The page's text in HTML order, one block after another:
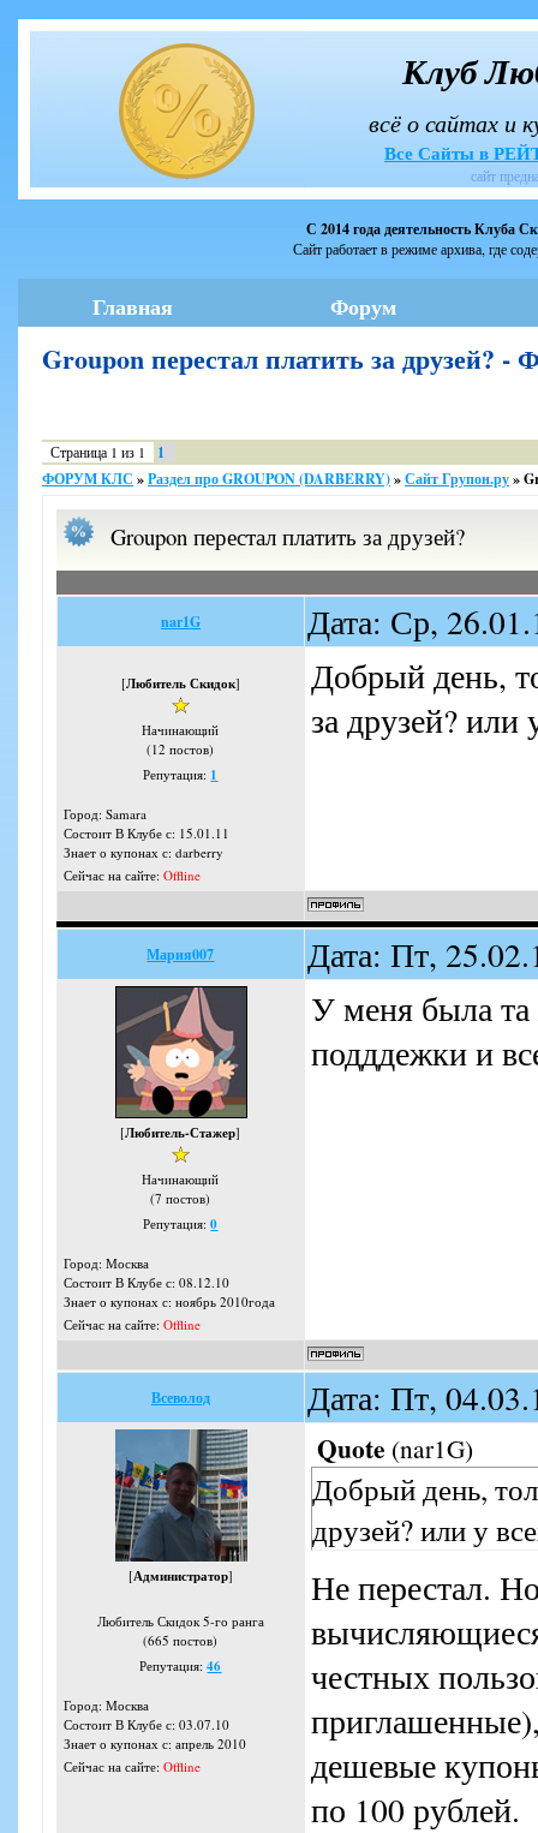
Клуб
всё о сайтах и
Все Сайты в
сайт
С 2014 года деятельность Клуба
Сайт работает в режиме архива, где
Главная Форум
Groupon перестал платить за
Страница 1 из 1
1
ФОРУМ КЛС »Раздел про GROUPON (DARBERRY)»Сайт Групон.ру»
Groupon перестал платить за друзей?
nar1G Дата: Ср,
[Любитель Скидок]
Начинающий
(12 постов)
Репутация: 1
Город: Samara
Состоит В Клубе с: 15.01.11
Знает о купонах с: darberry
Сейчас на сайте: Offline
Добрый день,
за друзей? или
Мария007 Дата: Пт,
[Любитель-Стажер]
Начинающий
(7 постов)
Репутация:0
Город: Москва
Состоит В Клубе с: 08.12.10
Знает о купонах с: ноябрь 2010года
Сейчас на сайте: Offline
У меня была та
подддежки и
Всеволод Дата: Пт,
[Администратор]
Любитель Скидок 5-го ранга
(665 постов)
Репутация:46
Город: Москва
Состоит В Клубе с: 03.07.10
Знает о купонах с: апрель 2010
Сейчас на сайте: Offline
Quote (nar1G)
Добрый день,
друзей? или у
Не перестал.
честных
дешевые
по 100 рублей.